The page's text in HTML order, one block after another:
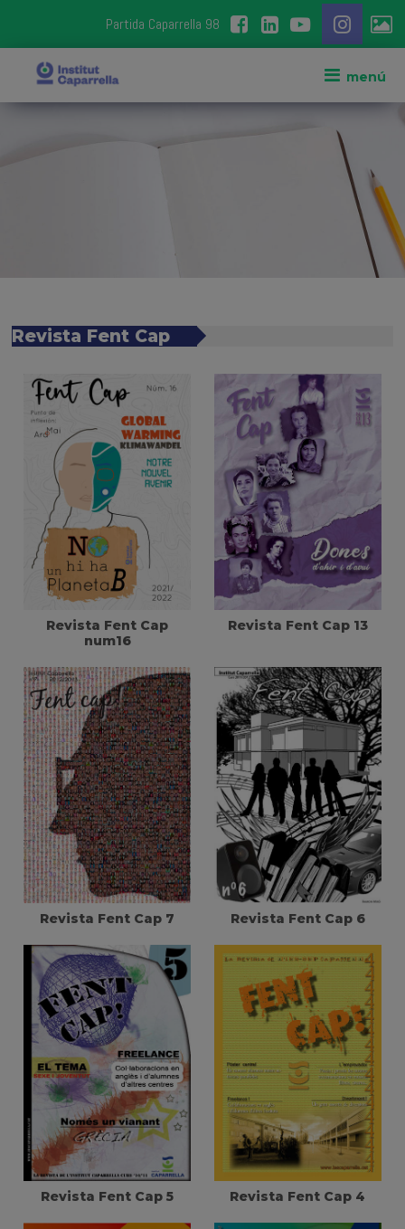
Partida Caparrella 98
Revista Fent Cap
Revista Fent Cap
num16
Revista Fent Cap 13
Revista Fent Cap 7 Revista Fent Cap 6
Revista Fent Cap 5 Revista Fent Cap 4